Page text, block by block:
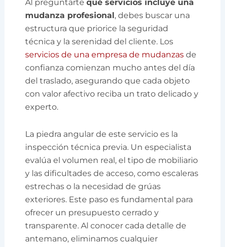
Al preguntartequé servicios incluye una
mudanza profesional, debes buscar una
estructura que priorice la seguridad
técnica y la serenidad del cliente. Los
servicios de una empresa de mudanzas de
confianza comienzan mucho antes del día
del traslado, asegurando que cada objeto
con valor afectivo reciba un trato delicado y
experto.
La piedra angular de este servicio es la
inspección técnica previa. Un especialista
evalúa el volumen real, el tipo de mobiliario
y las dificultades de acceso, como escaleras
estrechas o la necesidad de grúas
exteriores. Este paso es fundamental para
ofrecer un presupuesto cerrado y
transparente. Al conocer cada detalle de
antemano, eliminamos cualquier